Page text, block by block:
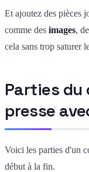
Et ajoutez des pièces
comme des images,
cela sans trop saturer
Parties du
presse
Voici les parties d'un
début à la fin.